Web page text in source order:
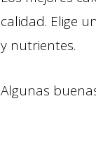
calidad. Elige
y nutrientes.
Algunas